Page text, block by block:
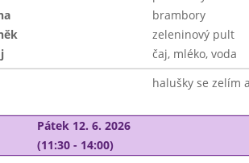
brambory
zeleninový pult
čaj, mléko, voda
halušky se zelím
Pátek 12. 6. 2026
(11:30 - 14:00)